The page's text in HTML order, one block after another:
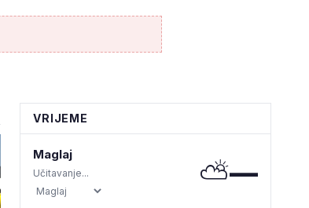
VRIJEME
Maglaj
Učitavanje... ⛅—